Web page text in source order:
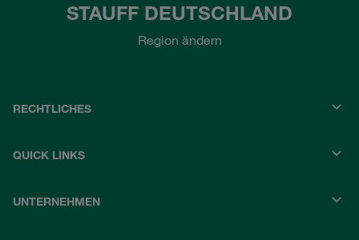
STAUFF DEUTSCHLAND
Region ändern
RECHTLICHES
QUICK LINKS
UNTERNEHMEN